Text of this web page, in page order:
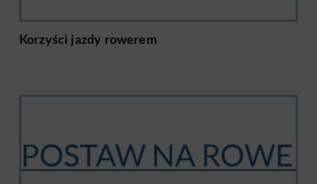
Korzyści jazdy rowerem